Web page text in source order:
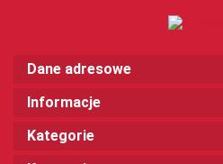
Dane adresowe
Informacje
Kategorie